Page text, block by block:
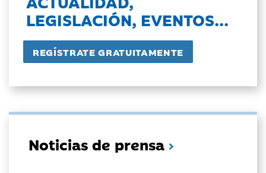
LEGISLACIÓN, EVENTOS...
Noticias de prensa